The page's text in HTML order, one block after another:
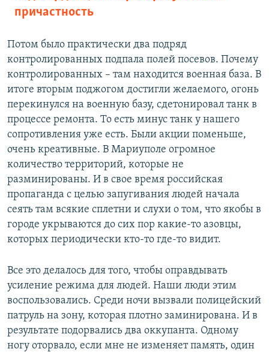
причастность
Потом было практически два подряд
контролированных подпала полей посевов. Почему
контролированных – там находится военная база. В
итоге вторым поджогом достигли желаемого, огонь
перекинулся на военную базу, сдетонировал танк в
процессе ремонта. То есть минус танк у нашего
сопротивления уже есть. Были акции поменьше,
очень креативные. В Мариуполе огромное
количество территорий, которые не
разминированы. И в свое время российская
пропаганда с целью запугивания людей начала
сеять там всякие сплетни и слухи о том, что якобы в
городе укрываются до сих пор какие-то азовцы,
которых периодически кто-то где-то видит.
Все это делалось для того, чтобы оправдывать
усиление режима для людей. Наши люди этим
воспользовались. Среди ночи вызвали полицейский
патруль на зону, которая плотно заминирована. И в
результате подорвались два оккупанта. Одному
ногу оторвало, если мне не изменяет память, один